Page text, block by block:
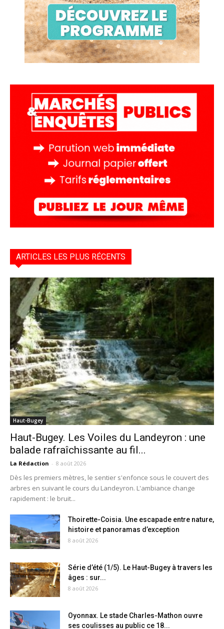
ARTICLES LES PLUS RÉCENTS
Haut-Bugey
Haut-Bugey. Les Voiles du Landeyron : une
balade rafraîchissante au fil...
La Rédaction - 8 août 2026
Dès les premiers mètres, le sentier s'enfonce sous le couvert des
arbres en suivant le cours du Landeyron. L'ambiance change
rapidement : le bruit...
Thoirette-Coisia. Une escapade entre nature,
histoire et panoramas d’exception
8 août 2026
Série d’été (1/5). Le Haut-Bugey à travers les
âges : sur...
8 août 2026
Oyonnax. Le stade Charles-Mathon ouvre
ses coulisses au public ce 18...